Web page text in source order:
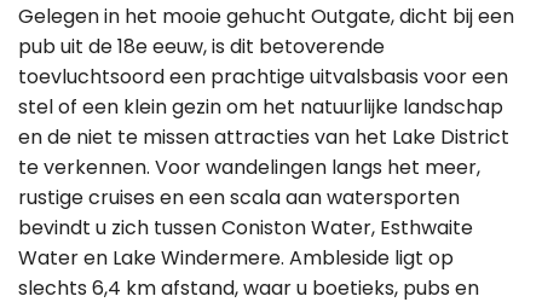
Gelegen in het mooie gehucht Outgate, dicht bij een
pub uit de 18e eeuw, is dit betoverende
toevluchtsoord een prachtige uitvalsbasis voor een
stel of een klein gezin om het natuurlijke landschap
en de niet te missen attracties van het Lake District
te verkennen. Voor wandelingen langs het meer,
rustige cruises en een scala aan watersporten
bevindt u zich tussen Coniston Water, Esthwaite
Water en Lake Windermere. Ambleside ligt op
slechts 6,4 km afstand, waar u boetieks, pubs en